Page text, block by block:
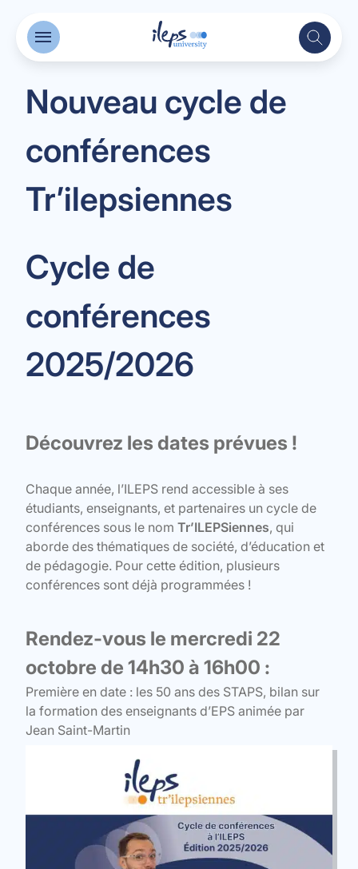
Nouveau cycle de
conférences
Tr’ilepsiennes
Cycle de
conférences
2025/2026
Découvrez les dates prévues !
Chaque année, l’ILEPS rend accessible à ses
étudiants, enseignants, et partenaires un cycle de
conférences sous le nom Tr’ILEPSiennes, qui
aborde des thématiques de société, d’éducation et
de pédagogie. Pour cette édition, plusieurs
conférences sont déjà programmées !
Rendez-vous le mercredi 22
octobre de 14h30 à 16h00 :
Première en date : les 50 ans des STAPS, bilan sur
la formation des enseignants d’EPS animée par
Jean Saint-Martin